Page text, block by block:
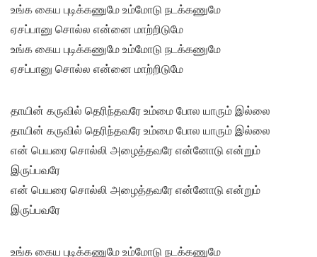
உங்க கைய புடிக்கணுமே உம்மோடு நடக்கணுமே
ஏசப்பானு சொல்ல என்னை மாற்றிடுமே
உங்க கைய புடிக்கணுமே உம்மோடு நடக்கணுமே
ஏசப்பானு சொல்ல என்னை மாற்றிடுமே
தாயின் கருவில் தெரிந்தவரே உம்மை போல யாரும் இல்லை
தாயின் கருவில் தெரிந்தவரே உம்மை போல யாரும் இல்லை
என் பெயரை சொல்லி அழைத்தவரே என்னோடு என்றும்
இருப்பவரே
என் பெயரை சொல்லி அழைத்தவரே என்னோடு என்றும்
இருப்பவரே
உங்க கைய புடிக்கணுமே உம்மோடு நடக்கணுமே